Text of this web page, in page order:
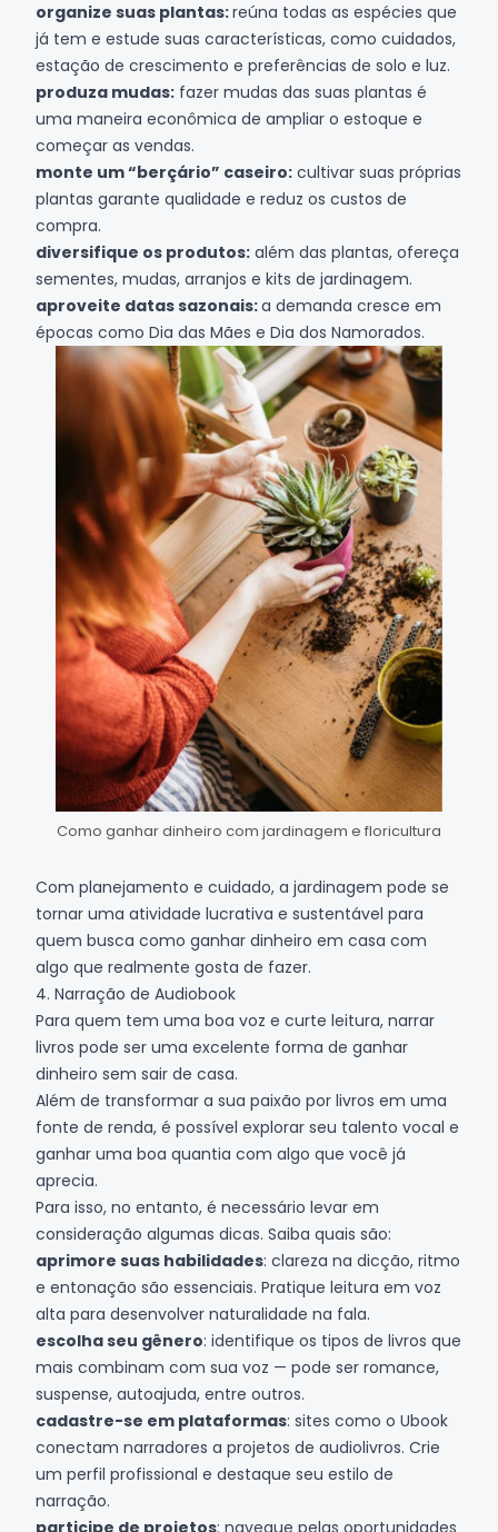
organize suas plantas:reúna todas as espécies que
já tem e estude suas características, como cuidados,
estação de crescimento e preferências de solo e luz.
produza mudas: fazer mudas das suas plantas é
uma maneira econômica de ampliar o estoque e
começar as vendas.
monte um “berçário” caseiro: cultivar suas próprias
plantas garante qualidade e reduz os custos de
compra.
diversifique os produtos: além das plantas, ofereça
sementes, mudas, arranjos e kits de jardinagem.
aproveite datas sazonais:a demanda cresce em
épocas como Dia das Mães e Dia dos Namorados.
Como ganhar dinheiro com jardinagem e floricultura
Com planejamento e cuidado, a jardinagem pode se
tornar uma atividade lucrativa e sustentável para
quem busca como ganhar dinheiro em casa com
algo que realmente gosta de fazer.
4. Narração de Audiobook
Para quem tem uma boa voz e curte leitura, narrar
livros pode ser uma excelente forma de ganhar
dinheiro sem sair de casa.
Além de transformar a sua paixão por livros em uma
fonte de renda, é possível explorar seu talento vocal e
ganhar uma boa quantia com algo que você já
aprecia.
Para isso, no entanto, é necessário levar em
consideração algumas dicas. Saiba quais são:
aprimore suas habilidades: clareza na dicção, ritmo
e entonação são essenciais. Pratique leitura em voz
alta para desenvolver naturalidade na fala.
escolha seu gênero: identifique os tipos de livros que
mais combinam com sua voz — pode ser romance,
suspense, autoajuda, entre outros.
cadastre-se em plataformas: sites como o Ubook
conectam narradores a projetos de audiolivros. Crie
um perfil profissional e destaque seu estilo de
narração.
participe de projetos: navegue pelas oportunidades